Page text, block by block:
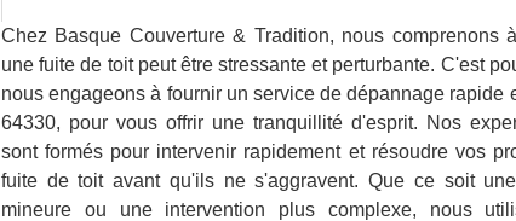
Chez Basque Couverture & Tradition, nous comprenons
une fuite de toit peut être stressante et perturbante. C'est
nous engageons à fournir un service de dépannage rapide
64330, pour vous offrir une tranquillité d'esprit. Nos
sont formés pour intervenir rapidement et résoudre vos
fuite de toit avant qu'ils ne s'aggravent. Que ce soit
mineure ou une intervention plus complexe, nous